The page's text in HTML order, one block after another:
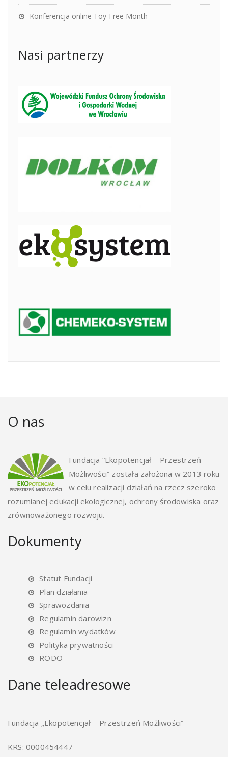
Konferencja online Toy-Free Month
Nasi partnerzy
O nas
Fundacja “Ekopotencjał – Przestrzeń
Możliwości” została założona w 2013 roku
w celu realizacji działań na rzecz szeroko
rozumianej edukacji ekologicznej, ochrony środowiska oraz
zrównoważonego rozwoju.
Dokumenty
Statut Fundacji
Plan działania
Sprawozdania
Regulamin darowizn
Regulamin wydatków
Polityka prywatności
RODO
Dane teleadresowe
Fundacja „Ekopotencjał – Przestrzeń Możliwości”
KRS: 0000454447